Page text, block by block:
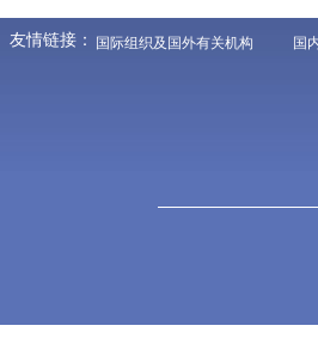
友情链接： 国际组织及国外有关机构 国